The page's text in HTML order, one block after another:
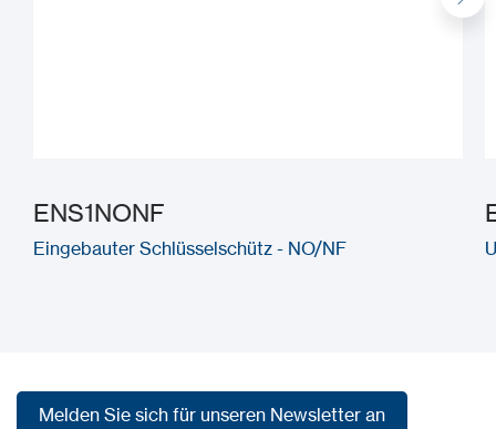
ENS1NONF
Eingebauter Schlüsselschütz - NO/NF
Melden Sie sich für unseren Newsletter an